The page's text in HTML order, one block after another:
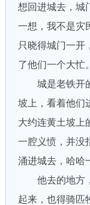
想回进城去，城
一想，我不是灾
只晓得城门一开
了他们一个大忙。
城是老铁开的
坡上，看着他们
大约连黄土坡上
一腔义愤，并没
涌进城去，哈哈
他去的地方，
起来，也得骑匹